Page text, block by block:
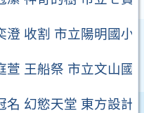
澄 收割 市立陽明國小
萱 王船祭 市立文山國
名 幻慾天堂 東方設計